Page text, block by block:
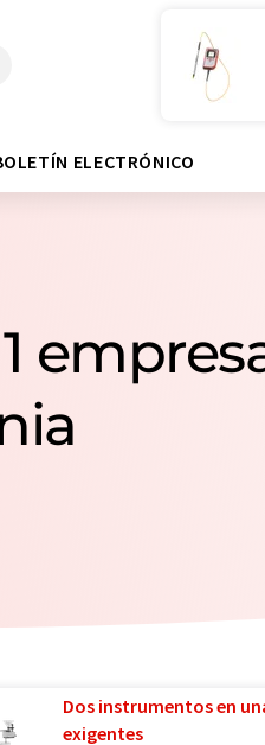
ELECTRÓNICO
Dos instrumentos en
exigentes